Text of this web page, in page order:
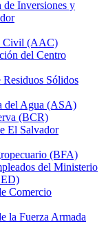
de Inversiones y
Civil (AAC)
del Centro
Sólidos
del Agua (ASA)
(BCR)
El Salvador
(BFA)
del Ministerio
Comercio
la Fuerza Armada